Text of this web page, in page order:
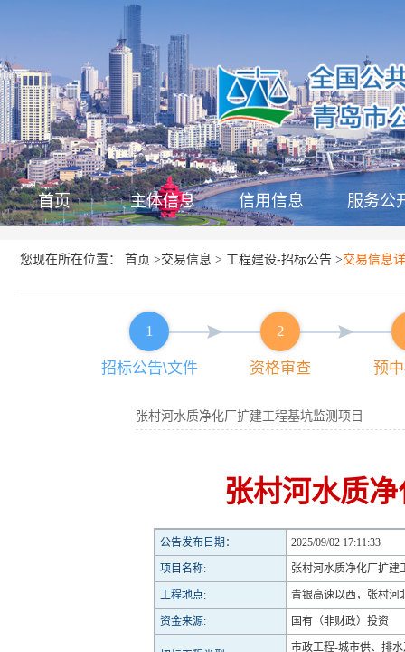
首页 主体信息 信用信息 服务公
您现在所在位置： 首页 >交易信息 > 工程建设-招标公告 >交易信息
1
招标公告\文件
2
资格审查 预
张村河水质净化厂扩建工程基坑监测项目
张村河水质
公告发布日期： 2025/09/02 17:11:33
项目名称: 张村河水质净化厂扩建
工程地点: 青银高速以西，张村河
资金来源: 国有（非财政）投资
市政工程-城市供、排